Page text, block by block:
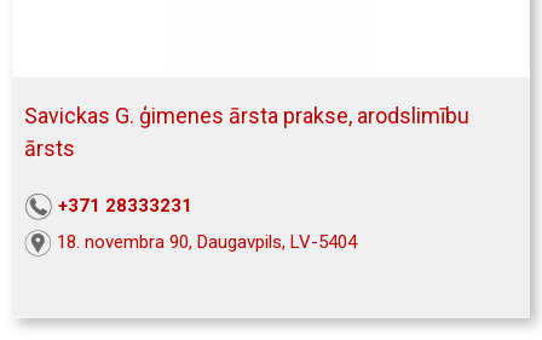
Savickas G. ģimenes ārsta prakse, arodslimību
ārsts
+371 28333231
18. novembra 90, Daugavpils, LV-5404